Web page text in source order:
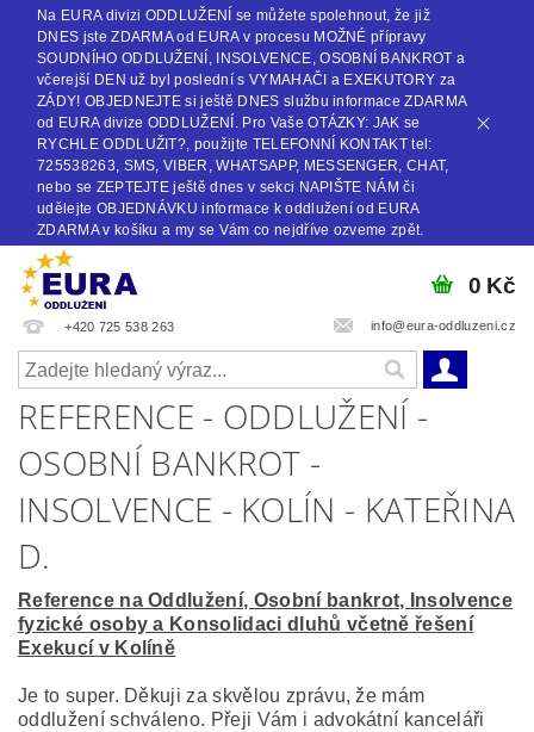
Na EURA divizi ODDLUŽENÍ se můžete spolehnout, že již
DNES jste ZDARMA od EURA v procesu MOŽNÉ přípravy
SOUDNÍHO ODDLUŽENÍ, INSOLVENCE, OSOBNÍ BANKROT a
včerejší DEN už byl poslední s VYMAHAČI a EXEKUTORY za
ZÁDY! OBJEDNEJTE si ještě DNES službu informace ZDARMA
od EURA divize ODDLUŽENÍ. Pro Vaše OTÁZKY: JAK se
RYCHLE ODDLUŽIT?, použijte TELEFONNÍ KONTAKT tel:
725538263, SMS, VIBER, WHATSAPP, MESSENGER, CHAT,
nebo se ZEPTEJTE ještě dnes v sekci NAPIŠTE NÁM či
udělejte OBJEDNÁVKU informace k oddlužení od EURA
ZDARMA v košíku a my se Vám co nejdříve ozveme zpět.
+420 725 538 263 info@eura-oddluzeni.cz
0 Kč
REFERENCE - ODDLUŽENÍ -
OSOBNÍ BANKROT -
INSOLVENCE - KOLÍN - KATEŘINA
D.
Reference na Oddlužení, Osobní bankrot, Insolvence
fyzické osoby a Konsolidaci dluhů včetně řešení
Exekucí v Kolíně
Je to super. Děkuji za skvělou zprávu, že mám
oddlužení schváleno. Přeji Vám i advokátní kanceláři